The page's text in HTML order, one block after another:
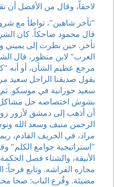
لاحقاً، وقال من الأفضل أن
"تأخر شاهين"، تواطأ مع
قال محمود ضاحكاً. كان
تأخر. حين نظرت إلى
العرب" لابن منظور، قال
مرجع عظيم الشأن، أو أنه
يقول صديقنا الراحل سعيد
سعيد حورانية في موسكو.
بشوش اختصاصه حل مشاكل
أن أذهب إلى دمشق لأزور
الرحمن منيف وسعد الله
مراد، في الخريف القادم،
"استراتيجية جوامع الكلم"
الأنيقة، والشتاء فصل
مجازه الفراشه. وتابع
مضيئة. وقُرع الباب: صحا